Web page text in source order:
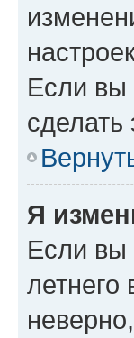
Если вы
сделать
Я
Если вы
летнего